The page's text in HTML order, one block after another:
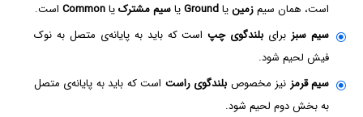
است، همان سیمزمینیاGroundیاسیم مشترکیاCommon است.
سیم سبز برای بلندگوی چپاست که باید به پایانه‌ی متصل به نوک
فیش لحیم شود.
سیم قرمز نیز مخصوص بلندگوی راست است که باید به پایانه‌ی متصل
به بخش دوم لحیم شود.